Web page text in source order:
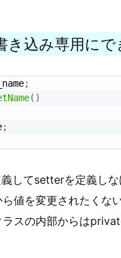
き込み専用にで
;
( )
;
してsetterを定義し
値を変更されたく
スの内部からは